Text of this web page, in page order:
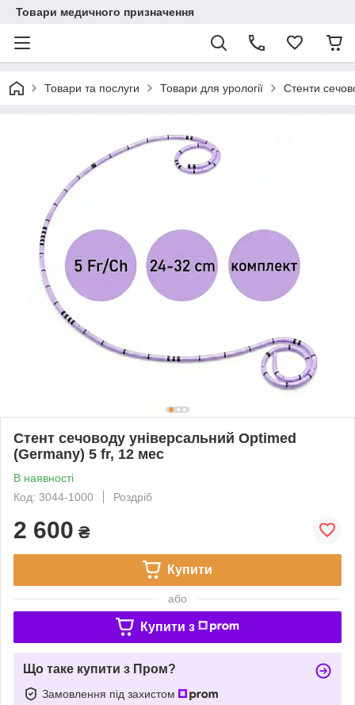
Товари медичного призначення
Товари та послуги Товари для урології Стенти
Стент сечоводу універсальний Optimed
(Germany) 5 fr, 12 мес
В наявності
Код: 3044-1000
Роздріб
2 600 ₴
Купити
або
Купити з
Що таке купити з Пром?
Замовлення під захистом